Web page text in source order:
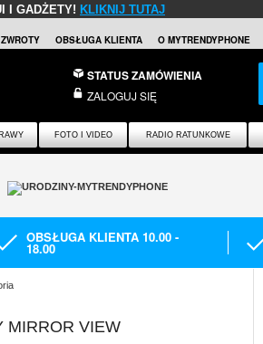
I GADŻETY! KLIKNIJ TUTAJ
ZWROTY OBSŁUGA KLIENTA O MYTRENDYPHONE
STATUS ZAMÓWIENIA
ZALOGUJ SIĘ
FOTO I VIDEO RADIO RATUNKOWE
OBSŁUGA KLIENTA 10.00 -
18.00
MIRROR VIEW